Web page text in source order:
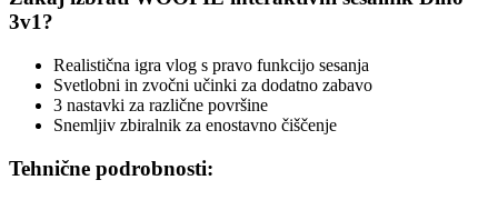
3v1?
Realistična igra vlog s pravo funkcijo sesanja
Svetlobni in zvočni učinki za dodatno zabavo
3 nastavki za različne površine
Snemljiv zbiralnik za enostavno čiščenje
Tehnične podrobnosti: